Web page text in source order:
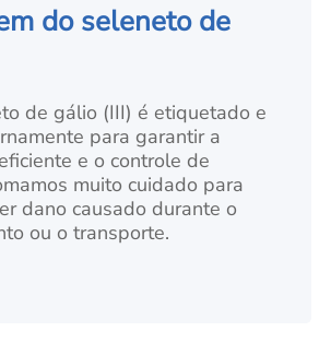
do seleneto de
de gálio (III) é etiquetado e
para garantir a
e o controle de
muito cuidado para
dano causado durante o
ou o transporte.